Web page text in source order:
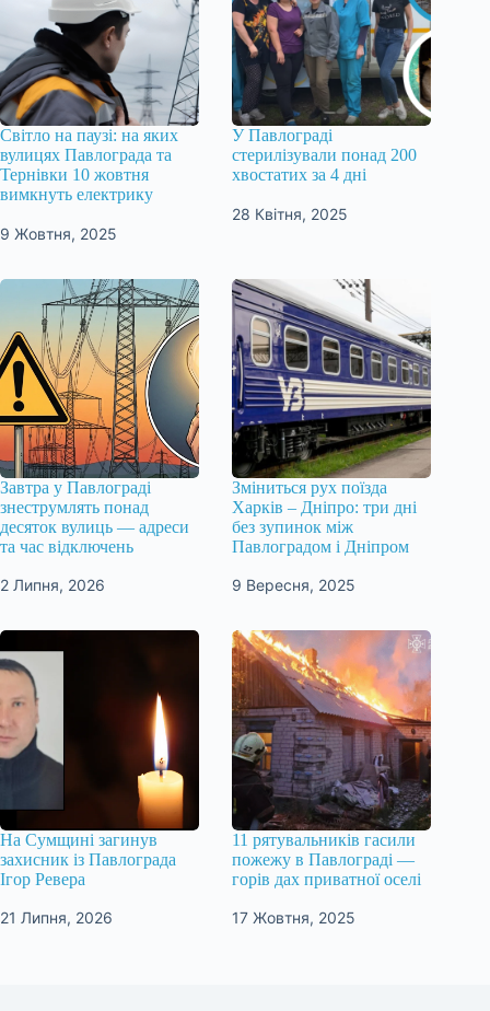
Світло на паузі: на яких
вулицях Павлограда та
Тернівки 10 жовтня
вимкнуть електрику
9 Жовтня, 2025
У Павлограді
стерилізували понад 200
хвостатих за 4 дні
28 Квітня, 2025
Завтра у Павлограді
знеструмлять понад
десяток вулиць — адреси
та час відключень
2 Липня, 2026
Зміниться рух поїзда
Харків – Дніпро: три дні
без зупинок між
Павлоградом і Дніпром
9 Вересня, 2025
На Сумщині загинув
захисник із Павлограда
Ігор Ревера
21 Липня, 2026
11 рятувальників гасили
пожежу в Павлограді —
горів дах приватної оселі
17 Жовтня, 2025